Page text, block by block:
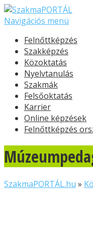
Navigációs menü
Felnőttképzés
Szakképzés
Közoktatás
Nyelvtanulás
Szakmák
Felsőoktatás
Karrier
Online képzések
Felnőttképzés
SzakmaPORTÁL.hu »